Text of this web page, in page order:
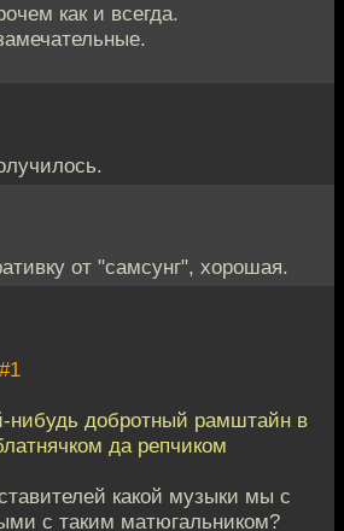
как и всегда.
от "самсунг", хорошая.
#1
нибудь добротный рамштайн в
да репчиком
какой музыки мы с
с таким матюгальником?